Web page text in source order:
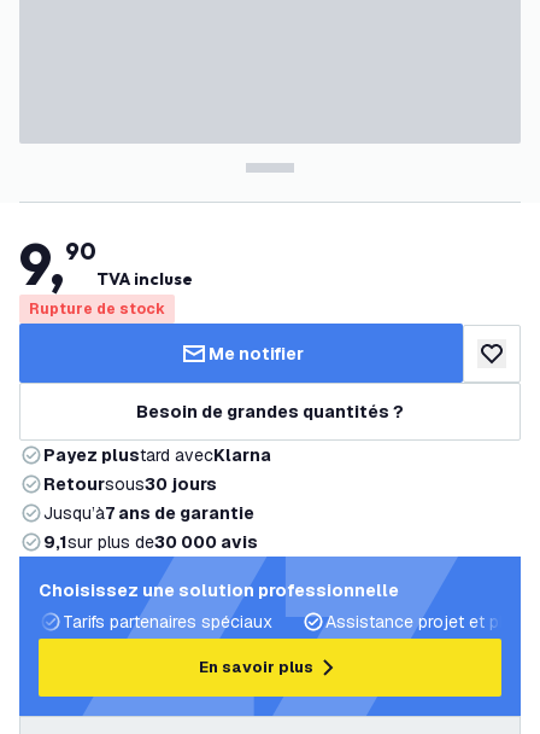
9,90
TVA incluse
Rupture de stock
Me notifier
Besoin de grandes quantités ?
Payez plustard avecKlarna
Retoursous30 jours
Jusqu’à7 ans de garantie
9,1sur plus de30 000 avis
Choisissez une solution professionnelle
Tarifs partenaires spéciaux
Assistance projet et plans
En savoir plus